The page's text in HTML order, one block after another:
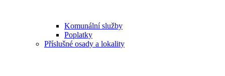
Komunální služby
Poplatky
Příslušné osady a lokality